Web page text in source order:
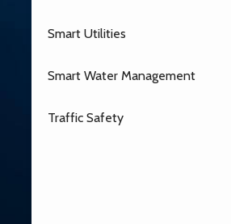
Smart Utilities
Smart Water Management
Traffic Safety